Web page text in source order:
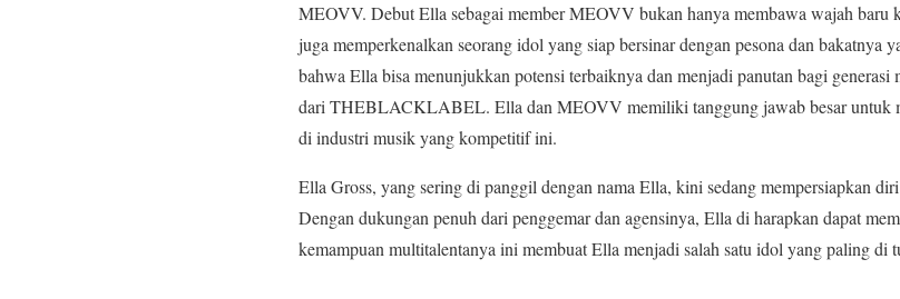
MEOVV. Debut Ella sebagai member MEOVV bukan hanya membawa wajah baru
juga memperkenalkan seorang idol yang siap bersinar dengan pesona dan bakatnya
bahwa Ella bisa menunjukkan potensi terbaiknya dan menjadi panutan bagi generasi
dari THEBLACKLABEL. Ella dan MEOVV memiliki tanggung jawab besar untuk
di industri musik yang kompetitif ini.
Ella Gross, yang sering di panggil dengan nama Ella, kini sedang mempersiapkan
Dengan dukungan penuh dari penggemar dan agensinya, Ella di harapkan dapat
kemampuan multitalentanya ini membuat Ella menjadi salah satu idol yang paling di